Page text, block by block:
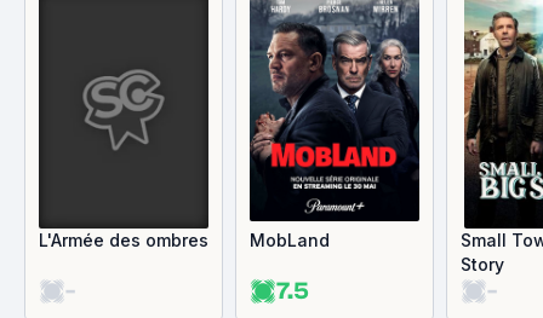
L'Armée des ombres
-
MobLand
7.5
Small
Story
-